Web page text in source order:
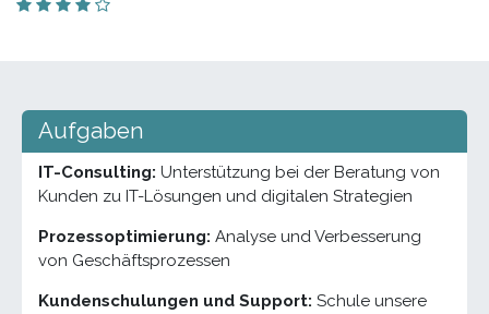
Aufgaben
IT-Consulting: Unterstützung bei der Beratung von
Kunden zu IT-Lösungen und digitalen Strategien
Prozessoptimierung: Analyse und Verbesserung
von Geschäftsprozessen
Kundenschulungen und Support: Schule unsere